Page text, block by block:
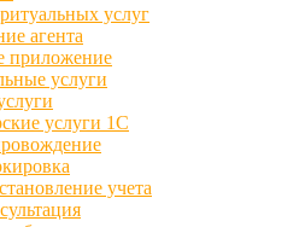
услуг
агента
приложение
услуги
услуги 1С
учета